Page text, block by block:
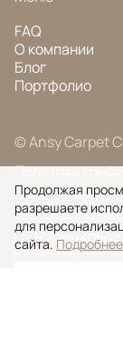
FAQ
О компании
Блог
Портфолио
© Ansy Carpet
Политика
Поиск ковра
Продолжая
разрешаете
для
сайта. Подробнее